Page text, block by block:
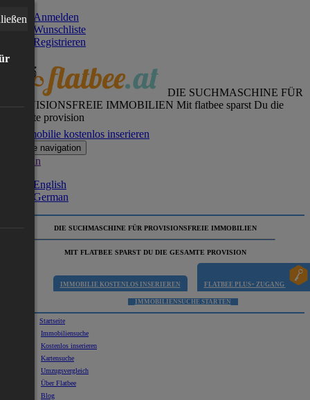
Anmelden
Wunschliste
Registrieren
DIE SUCHMASCHINE FÜR
PROVISIONSFREIE IMMOBILIEN Mit flatbee sparst Du die
gesamte provision
Immobilie kostenlos inserieren
Toggle navigation
German
English
German
DIE SUCHMASCHINE FÜR PROVISIONSFREIE IMMOBILIEN
MIT FLATBEE SPARST DU DIE GESAMTE PROVISION
IMMOBILIE KOSTENLOS INSERIEREN FLATBEE PLUS+ ZUGANG
IMMOBILIENSUCHE STARTEN
Startseite
Immobiliensuche
Kostenlos inserieren
Kartensuche
Umzugsvergleich
Über Flatbee
Blog